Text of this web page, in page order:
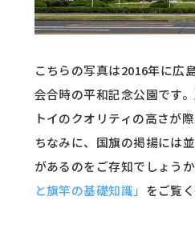
こちらの写真は2016年に広
会合時の平和記念公園です
トイのクオリティの高さが
ちなみに、国旗の掲揚には
があるのをご存知でしょう
と旗竿の基礎知識」 をご覧